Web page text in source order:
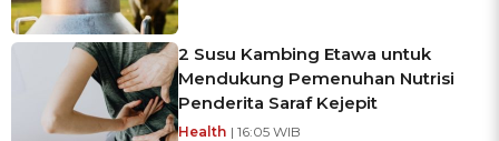
2 Susu Kambing Etawa untuk
Mendukung Pemenuhan Nutrisi
Penderita Saraf Kejepit
Health | 16:05 WIB